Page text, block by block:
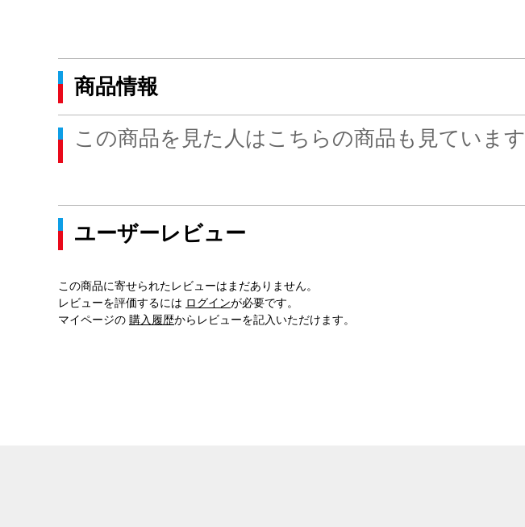
商品情報
この商品を見た人はこちらの商品も見ています
ユーザーレビュー
この商品に寄せられたレビューはまだありません。
レビューを評価するには ログインが必要です。
マイページの 購入履歴からレビューを記入いただけます。